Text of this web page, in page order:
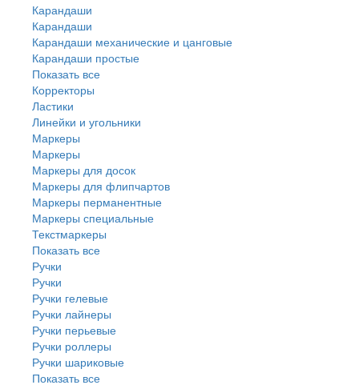
Карандаши
Карандаши
Карандаши механические и цанговые
Карандаши простые
Показать все
Корректоры
Ластики
Линейки и угольники
Маркеры
Маркеры
Маркеры для досок
Маркеры для флипчартов
Маркеры перманентные
Маркеры специальные
Текстмаркеры
Показать все
Ручки
Ручки
Ручки гелевые
Ручки лайнеры
Ручки перьевые
Ручки роллеры
Ручки шариковые
Показать все